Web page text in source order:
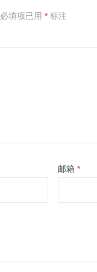
必填项已用 *标注
邮箱*